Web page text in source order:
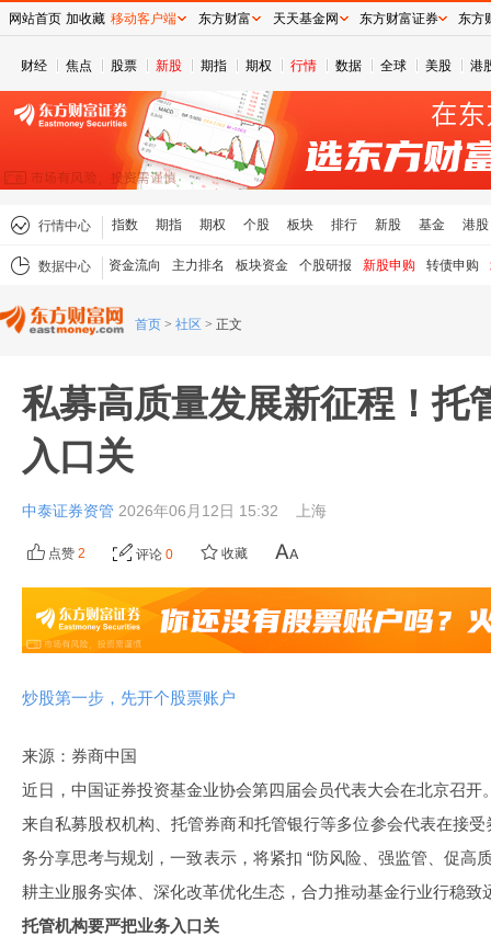
财经 焦点 股票 新股 期指 期权 行情 数据 全球 美股 港
行情中心 指数 期指 期权 个股 板块 排行 新股 基金 港股
数据中心 资金流向 主力排名 板块资金 个股研报 新股申购 转债申购
首页 > 社区 > 正文
私募高质量发展新征程！托
入口关
中泰证券资管 2026年06月12日 15:32 上海
点赞 2 评论 0 收藏
炒股第一步，先开个股票账户
来源：券商中国
近日，中国证券投资基金业协会第四届会员代表大会在北京召开
来自私募股权机构、托管券商和托管银行等多位参会代表在接
务分享思考与规划，一致表示，将紧扣 “防风险、强监管、促高
耕主业服务实体、深化改革优化生态，合力推动基金行业行稳致
托管机构要严把业务入口关
网站首页 加收藏 移动客户端 东方财富 天天基金网 东方财富证券 东方